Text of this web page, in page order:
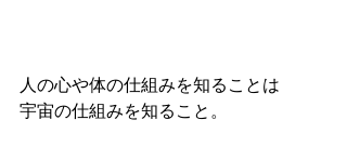
人の心や体の仕組みを知ることは
宇宙の仕組みを知ること。